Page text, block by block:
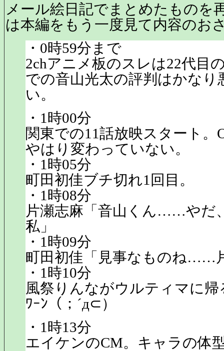
メール絵日記でまとめたものを
は本編をもう一度見て内容の
・0時59分まで
2chアニメ板のスレは22代目
での音山光太の評判はかなり
い。
・1時00分
関東での11話放映スタート。
やはり変わっていない。
・1時05分
町田初佳ブチ切れ1回目。
・1時08分
片瀬志麻「音山くん……やだ
私」
・1時09分
町田初佳「見事なものね……
・1時10分
風祭りんながウルティマに帰
ﾜｰﾝ（；´д⊂）
・1時13分
エイケンのCM。キャラの体